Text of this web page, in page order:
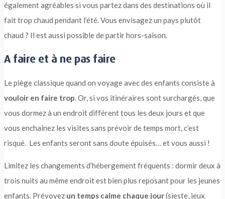
également agréables si vous partez dans des destinations où il
fait trop chaud pendant l’été. Vous envisagez un pays plutôt
chaud ? Il est aussi possible de partir hors-saison.
A faire et à ne pas faire
Le piège classique quand on voyage avec des enfants consiste à
vouloir en faire trop. Or, si vos itinéraires sont surchargés, que
vous dormez à un endroit différent tous les deux jours et que
vous enchaînez les visites sans prévoir de temps mort, c’est
risqué. Les enfants seront sans doute épuisés… et vous aussi !
Limitez les changements d’hébergement fréquents : dormir deux à
trois nuits au même endroit est bien plus reposant pour les jeunes
enfants. Prévoyez un temps calme chaque jour(sieste, jeux